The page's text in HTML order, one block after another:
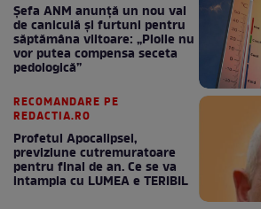
Șefa ANM anunță un nou val
de caniculă și furtuni pentru
săptămâna viitoare: „Ploile nu
vor putea compensa seceta
pedologică”
RECOMANDARE PE
REDACTIA.RO
Profetul Apocalipsei,
previziune cutremuratoare
pentru final de an. Ce se va
intampla cu LUMEA e TERIBIL